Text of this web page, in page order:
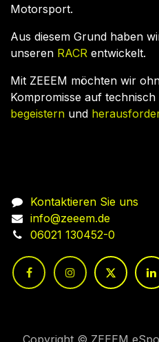
Motorsport.
Aus diesem Grund haben
unseren RACR entwickelt.
Mit ZEEEM möchten wir
Kompromisse auf
begeistern und
Kontaktieren Sie uns
info@zeeem.de
06021 130452-0
Copyright © ZEEEM